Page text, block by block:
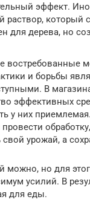
эффект.
раствор, который
для дерева, но
востребованные
и борьбы
В
эффективных
у них
свой урожай, а
можно, но для
усилий. В
для еды.